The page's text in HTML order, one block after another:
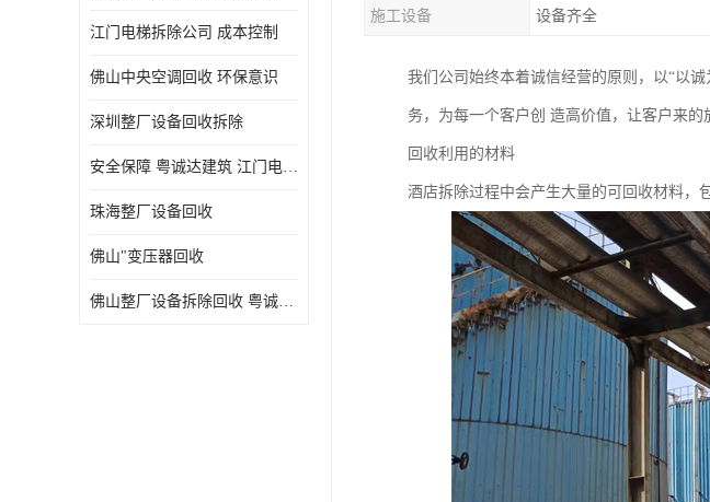
江门电梯拆除公司 成本控制
佛山中央空调回收 环保意识
深圳整厂设备回收拆除
安全保障 粤诚达建筑 江门电梯拆除公司
珠海整厂设备回收
佛山"变压器回收
佛山整厂设备拆除回收 粤诚达建筑 环保意识
施工设备 设备齐全
我们公司始终本着诚信经营的原则，以“以
务，为每一个客户创 造高价值，让客户来的
回收利用的材料
酒店拆除过程中会产生大量的可回收材料，包